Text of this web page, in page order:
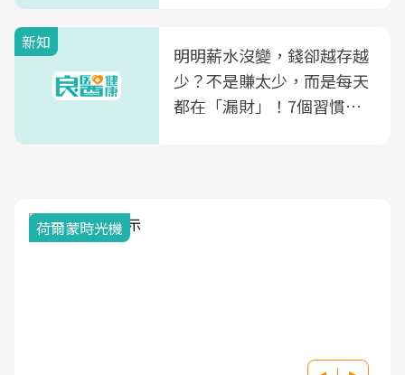
新知
明明薪水沒變，錢卻越存越
少？不是賺太少，而是每天
都在「漏財」！7個習慣一
荷爾蒙時光機